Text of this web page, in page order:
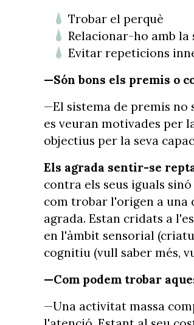
Trobar el perquè
Relacionar-ho amb la
Evitar repeticions
—Són bons els premis o
—El sistema de premis no
es veuran motivades per
objectius per la seva
Els agrada sentir-se
contra els seus iguals
com trobar l'origen a una
agrada. Estan cridats a
en l'àmbit sensorial
cognitiu (vull saber més,
—Com podem trobar
—Una activitat massa